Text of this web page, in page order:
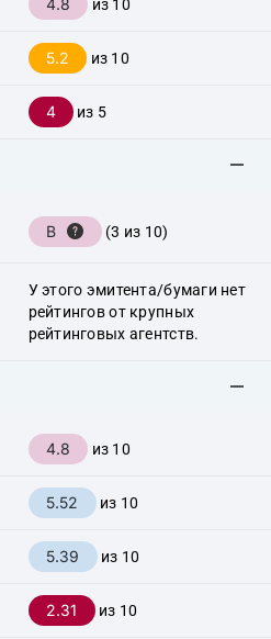
4.8 из 10
5.2 из 10
4 из 5
B (3 из 10)
У этого эмитента/бумаги нет
рейтингов от крупных
рейтинговых агентств.
4.8 из 10
5.52 из 10
5.39 из 10
2.31 из 10